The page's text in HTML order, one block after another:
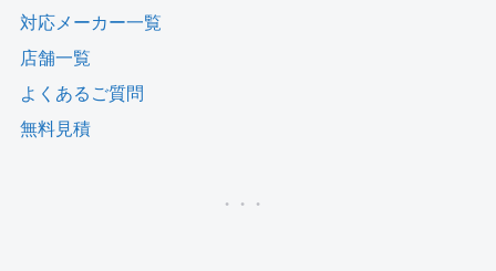
対応メーカー一覧
店舗一覧
よくあるご質問
無料見積